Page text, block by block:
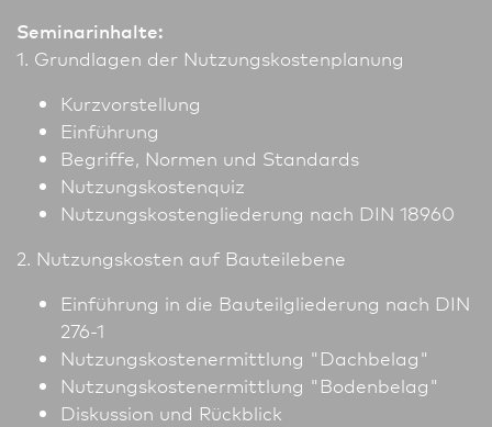
Seminarinhalte:
1. Grundlagen der Nutzungskostenplanung
Kurzvorstellung
Einführung
Begriffe, Normen und Standards
Nutzungskostenquiz
Nutzungskostengliederung nach DIN 18960
2. Nutzungskosten auf Bauteilebene
Einführung in die Bauteilgliederung nach DIN
276-1
Nutzungskostenermittlung "Dachbelag"
Nutzungskostenermittlung "Bodenbelag"
Diskussion und Rückblick